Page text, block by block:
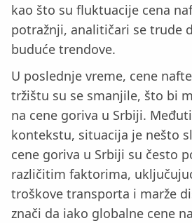
kao što su fluktuacije cena
potražnji, analitičari se trude
buduće trendove.
U poslednje vreme, cene
tržištu su se smanjile, što bi
na cene goriva u Srbiji.
kontekstu, situacija je nešto
cene goriva u Srbiji su često
različitim faktorima,
troškove transporta i marže
znači da iako globalne cene